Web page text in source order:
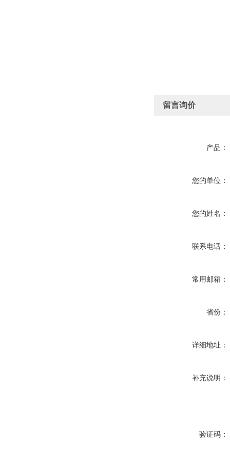
留言询价
产品：
您的单位：
您的姓名：
联系电话：
常用邮箱：
省份：
详细地址：
补充说明：
验证码：